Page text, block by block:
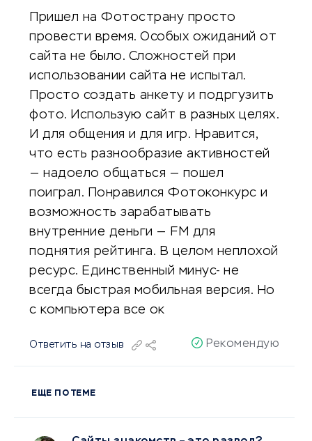
Пришел на Фотострану просто
провести время. Особых ожиданий от
сайта не было. Сложностей при
использовании сайта не испытал.
Просто создать анкету и подргузить
фото. Использую сайт в разных целях.
И для общения и для игр. Нравится,
что есть разнообразие активностей
— надоело общаться — пошел
поиграл. Понравился Фотоконкурс и
возможность зарабатывать
внутренние деньги — FM для
поднятия рейтинга. В целом неплохой
ресурс. Единственный минус- не
всегда быстрая мобильная версия. Но
с компьютера все ок
Ответить на отзыв Рекомендую
ЕЩЕ ПО ТЕМЕ